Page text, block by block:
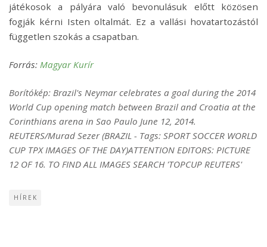
játékosok a pályára való bevonulásuk előtt közösen
fogják kérni Isten oltalmát. Ez a vallási hovatartozástól
független szokás a csapatban.
Forrás: Magyar Kurír
Borítókép: Brazil's Neymar celebrates a goal during the 2014
World Cup opening match between Brazil and Croatia at the
Corinthians arena in Sao Paulo June 12, 2014.
REUTERS/Murad Sezer (BRAZIL - Tags: SPORT SOCCER WORLD
CUP TPX IMAGES OF THE DAY)ATTENTION EDITORS: PICTURE
12 OF 16. TO FIND ALL IMAGES SEARCH 'TOPCUP REUTERS'
HÍREK